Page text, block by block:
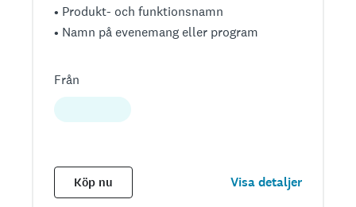
• Produkt- och funktionsnamn
• Namn på evenemang eller program
Från
Köp nu Visa detaljer